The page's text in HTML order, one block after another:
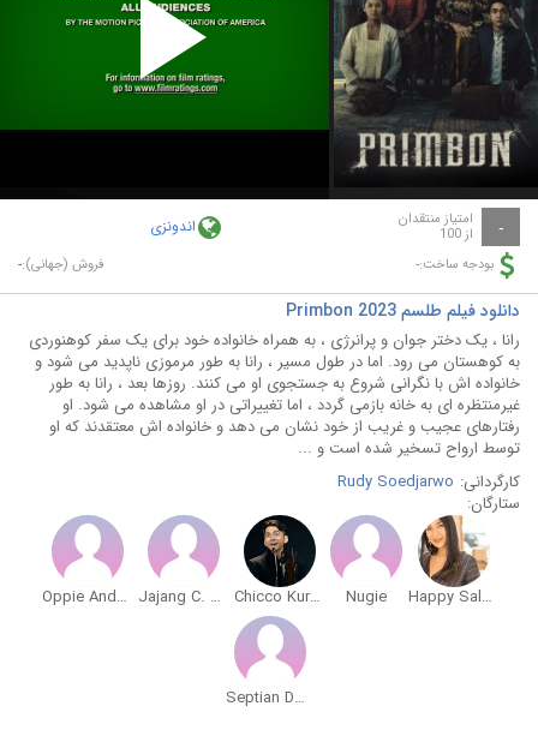
Play
Video
- امتیاز منتقدان
از 100 اندونزی
بودجه ساخت:- فروش (جهانی):-
دانلود فیلم طلسم Primbon 2023
رانا ، یک دختر جوان و پرانرژی ، به همراه خانواده خود برای یک سفر کوهنوردی
به کوهستان می رود. اما در طول مسیر ، رانا به طور مرموزی ناپدید می شود و
خانواده اش با نگرانی شروع به جستجوی او می کنند. روزها بعد ، رانا به طور
غیرمنتظره ای به خانه بازمی گردد ، اما تغییراتی در او مشاهده می شود. او
رفتارهای عجیب و غریب از خود نشان می دهد و خانواده اش معتقدند که او
توسط ارواح تسخیر شده است و ...
کارگردانی: Rudy Soedjarwo
ستارگان:
Happy Salma
Nugie
Chicco Kurniawan
Jajang C. Noer
Oppie Andaresta
Septian Dwi Cahyo